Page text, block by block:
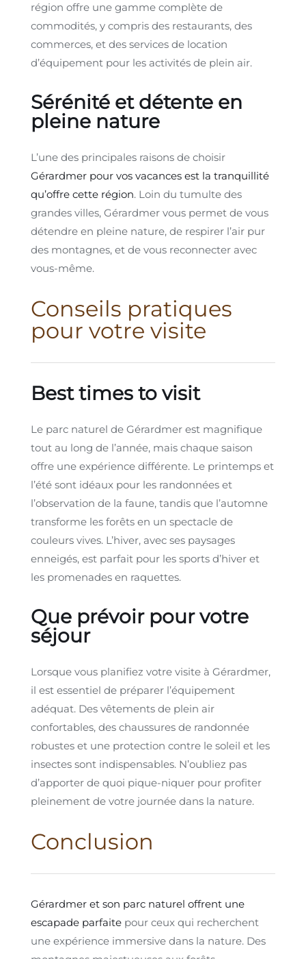
région offre une gamme complète de
commodités, y compris des restaurants, des
commerces, et des services de location
d’équipement pour les activités de plein air.
Sérénité et détente en
pleine nature
L’une des principales raisons de choisir
Gérardmer pour vos vacances est la tranquillité
qu’offre cette région. Loin du tumulte des
grandes villes, Gérardmer vous permet de vous
détendre en pleine nature, de respirer l’air pur
des montagnes, et de vous reconnecter avec
vous-même.
Conseils pratiques
pour votre visite
Best times to visit
Le parc naturel de Gérardmer est magnifique
tout au long de l’année, mais chaque saison
offre une expérience différente. Le printemps et
l’été sont idéaux pour les randonnées et
l’observation de la faune, tandis que l’automne
transforme les forêts en un spectacle de
couleurs vives. L’hiver, avec ses paysages
enneigés, est parfait pour les sports d’hiver et
les promenades en raquettes.
Que prévoir pour votre
séjour
Lorsque vous planifiez votre visite à Gérardmer,
il est essentiel de préparer l’équipement
adéquat. Des vêtements de plein air
confortables, des chaussures de randonnée
robustes et une protection contre le soleil et les
insectes sont indispensables. N’oubliez pas
d’apporter de quoi pique-niquer pour profiter
pleinement de votre journée dans la nature.
Conclusion
Gérardmer et son parc naturel offrent une
escapade parfaite pour ceux qui recherchent
une expérience immersive dans la nature. Des